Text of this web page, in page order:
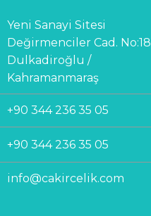
Yeni Sanayi Sitesi
Değirmenciler Cad. No:18
Dulkadiroğlu /
Kahramanmaraş
+90 344 236 35 05
+90 344 236 35 05
info@cakircelik.com